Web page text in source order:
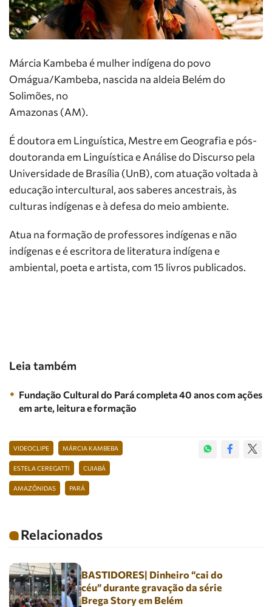
Márcia Kambeba é mulher indígena do povo
Omágua/Kambeba, nascida na aldeia Belém do
Solimões, no
Amazonas (AM).
É doutora em Linguística, Mestre em Geografia e pós-
doutoranda em Linguística e Análise do Discurso pela
Universidade de Brasília (UnB), com atuação voltada à
educação intercultural, aos saberes ancestrais, às
culturas indígenas e à defesa do meio ambiente.
Atua na formação de professores indígenas e não
indígenas e é escritora de literatura indígena e
ambiental, poeta e artista, com 15 livros publicados.
Leia também
Fundação Cultural do Pará completa 40 anos com ações
em arte, leitura e formação
VIDEOCLIPE MÁRCIA KAMBEBA
ESTELA CEREGATTI CUIABÁ
AMAZÔNIDAS PARÁ
Relacionados
BASTIDORES| Dinheiro “cai do
céu” durante gravação da série
Brega Story em Belém